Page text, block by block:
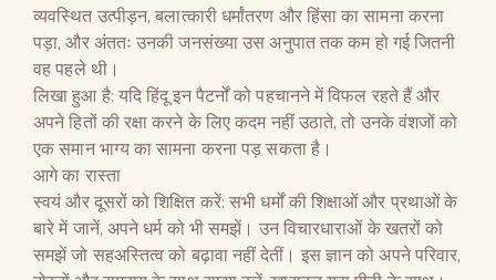
व्यवस्थित उत्पीड़न, बलात्कारी धर्मांतरण और हिंसा का सामना करना
पड़ा, और अंततः उनकी जनसंख्या उस अनुपात तक कम हो गई जितनी
वह पहले थी।
लिखा हुआ है: यदि हिंदू इन पैटर्नों को पहचानने में विफल रहते हैं और
अपने हितों की रक्षा करने के लिए कदम नहीं उठाते, तो उनके वंशजों को
एक समान भाग्य का सामना करना पड़ सकता है।
आगे का रास्ता
स्वयं और दूसरों को शिक्षित करें: सभी धर्मों की शिक्षाओं और प्रथाओं के
बारे में जानें, अपने धर्म को भी समझें। उन विचारधाराओं के खतरों को
समझें जो सहअस्तित्व को बढ़ावा नहीं देतीं। इस ज्ञान को अपने परिवार,